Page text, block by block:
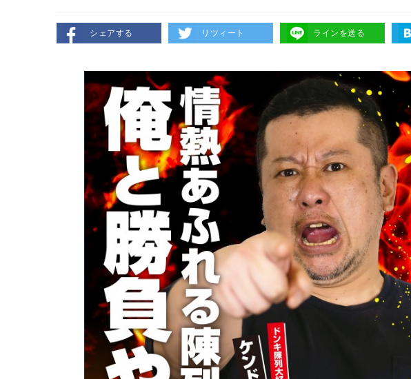
シェアする リツィート ラインを送る